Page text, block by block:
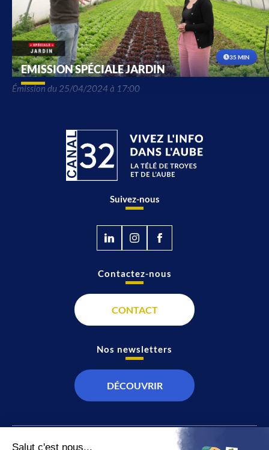
35 MIN
EMISSION SPÉCIALE JARDIN
Émission du 25/04/2024 à 17:00
Suivez-nous
Contactez-nous
CONTACT
Nos newsletters
DÉCOUVRIR